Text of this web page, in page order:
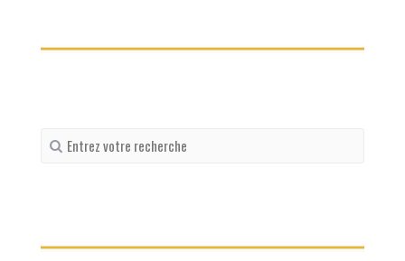
Recherche
pour